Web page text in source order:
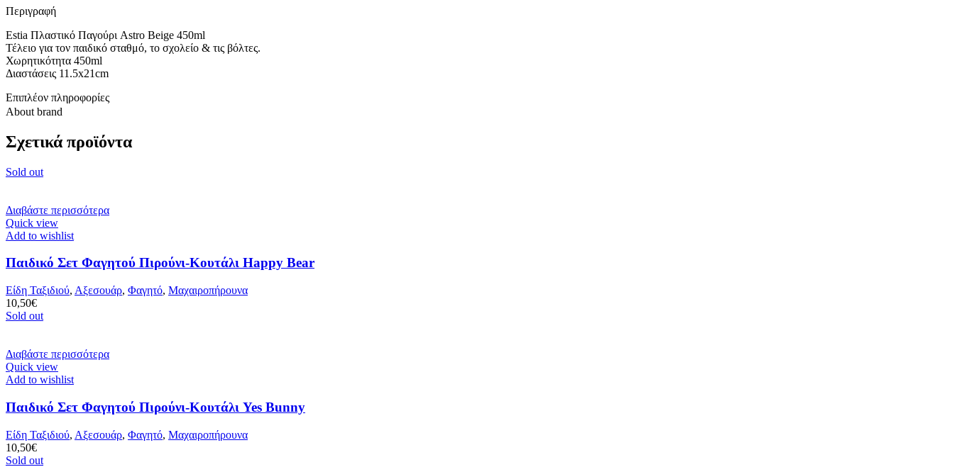
Περιγραφή
Estia Πλαστικό Παγούρι Astro Beige 450ml
Τέλειο για τον παιδικό σταθμό, το σχολείο & τις βόλτες.
Χωρητικότητα 450ml
Διαστάσεις 11.5x21cm
Επιπλέον πληροφορίες
About brand
Σχετικά προϊόντα
Sold out
Διαβάστε περισσότερα
Quick view
Add to wishlist
Παιδικό Σετ Φαγητού Πιρούνι-Κουτάλι Happy Bear
Είδη Ταξιδιού, Αξεσουάρ, Φαγητό, Μαχαιροπήρουνα
10,50€
Sold out
Διαβάστε περισσότερα
Quick view
Add to wishlist
Παιδικό Σετ Φαγητού Πιρούνι-Κουτάλι Yes Bunny
Είδη Ταξιδιού, Αξεσουάρ, Φαγητό, Μαχαιροπήρουνα
10,50€
Sold out